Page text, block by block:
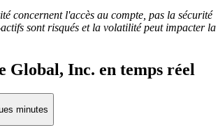
concernent l'accès au compte, pas la sécurité
sont risqués et la volatilité peut impacter la
Global, Inc. en temps réel
minutes